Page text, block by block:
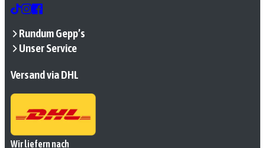
Rundum Gepp’s
Unser Service
Versand via DHL
Wir liefern nach